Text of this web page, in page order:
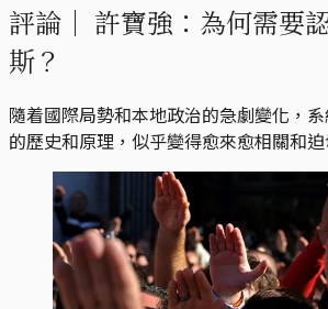
評論｜ 許寶強：為何需要
斯？
隨着國際局勢和本地政治的急劇變化，系
的歷史和原理，似乎變得愈來愈相關和迫